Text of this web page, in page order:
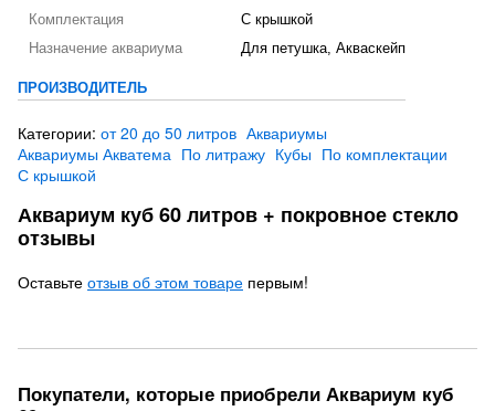
Комплектация
С крышкой
Назначение аквариума
Для петушка, Акваскейп
ПРОИЗВОДИТЕЛЬ
Категории: от 20 до 50 литров Аквариумы
Аквариумы Акватема По литражу Кубы По комплектации
С крышкой
Аквариум куб 60 литров + покровное стекло
отзывы
Оставьте отзыв об этом товаре первым!
Покупатели, которые приобрели Аквариум куб